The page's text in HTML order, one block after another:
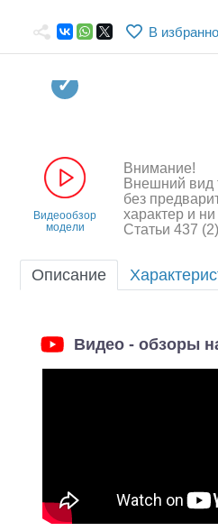
Игрушки
Самолеты
Судомодели
Аккумуляторы и батарейки
питания
Двигатели
Оптовая продажа запчастей
для моделей
В
Видеообзор
модели
Внимание!
Внешний вид
без
характер и
Статьи 437
Описание
Видео - обзоры